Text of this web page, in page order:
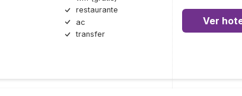
restaurante
ac
transfer
Ver